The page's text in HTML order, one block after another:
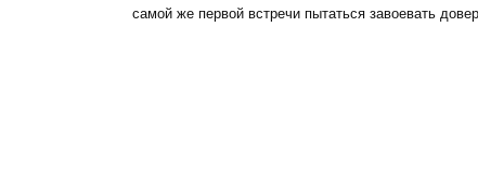
самой же первой встречи пытаться завоевать